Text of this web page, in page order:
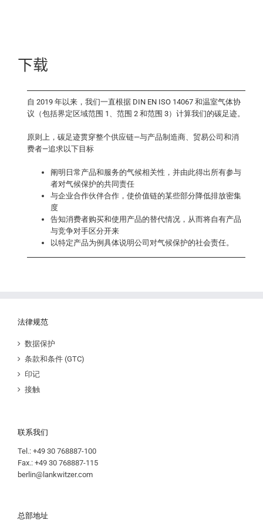
下载
自 2019 年以来，我们一直根据 DIN EN ISO 14067 和温室气体协
议（包括界定区域范围 1、范围 2 和范围 3）计算我们的碳足迹。
原则上，碳足迹贯穿整个供应链—与产品制造商、贸易公司和消
费者—追求以下目标
阐明日常产品和服务的气候相关性，并由此得出所有参与
者对气候保护的共同责任
与企业合作伙伴合作，使价值链的某些部分降低排放密集
度
告知消费者购买和使用产品的替代情况，从而将自有产品
与竞争对手区分开来
以特定产品为例具体说明公司对气候保护的社会责任。
法律规范
数据保护
条款和条件 (GTC)
印记
接触
联系我们
Tel.: +49 30 768887-100
Fax.: +49 30 768887-115
berlin@lankwitzer.com
总部地址